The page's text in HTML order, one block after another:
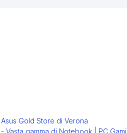
Asus Gold Store di Verona
- Vasta gamma di Notebook | PC